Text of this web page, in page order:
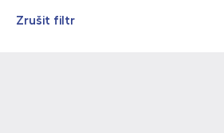
Zrušit filtr